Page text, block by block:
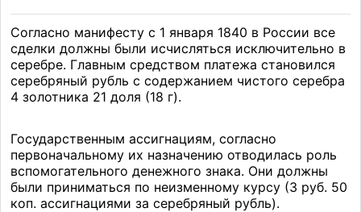
Согласно манифесту с 1 января 1840 в России все
сделки должны были исчисляться исключительно в
серебре. Главным средством платежа становился
серебряный рубль с содержанием чистого серебра
4 золотника 21 доля (18 г).
Государственным ассигнациям, согласно
первоначальному их назначению отводилась роль
вспомогательного денежного знака. Они должны
были приниматься по неизменному курсу (3 руб. 50
коп. ассигнациями за серебряный рубль).